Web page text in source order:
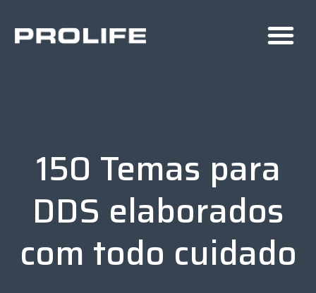
150 Temas para
DDS elaborados
com todo cuidado